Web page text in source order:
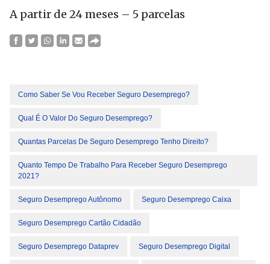
A partir de 24 meses – 5 parcelas
Como Saber Se Vou Receber Seguro Desemprego?
Qual É O Valor Do Seguro Desemprego?
Quantas Parcelas De Seguro Desemprego Tenho Direito?
Quanto Tempo De Trabalho Para Receber Seguro Desemprego
2021?
Seguro Desemprego Autônomo Seguro Desemprego Caixa
Seguro Desemprego Cartão Cidadão
Seguro Desemprego Dataprev Seguro Desemprego Digital